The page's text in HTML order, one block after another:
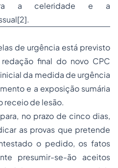
a celeridade e a
[2].
de urgência está previsto
final do novo CPC
da medida de urgência
e a exposição sumária
receio de lesão.
no prazo de cinco dias,
as provas que pretende
o pedido, os fatos
presumir-se-ão aceitos